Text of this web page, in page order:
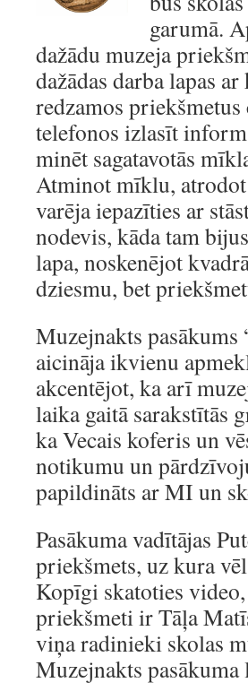
garumā.
dažādu muzeja
dažādas darba lapas
redzamos
telefonos izlasīt
minēt sagatavotās
Atminot mīklu, atrodot
varēja iepazīties ar
nodevis, kāda tam
lapa, noskenējot
dziesmu, bet
Muzejnakts pasākums
aicināja ikvienu
akcentējot, ka arī
laika gaitā sarakstītās
ka Vecais koferis un
notikumu un
papildināts ar MI un
Pasākuma vadītājas
priekšmets, uz kura
Kopīgi skatoties
priekšmeti ir Tāļa
viņa radinieki skolas
Muzejnakts pasākuma